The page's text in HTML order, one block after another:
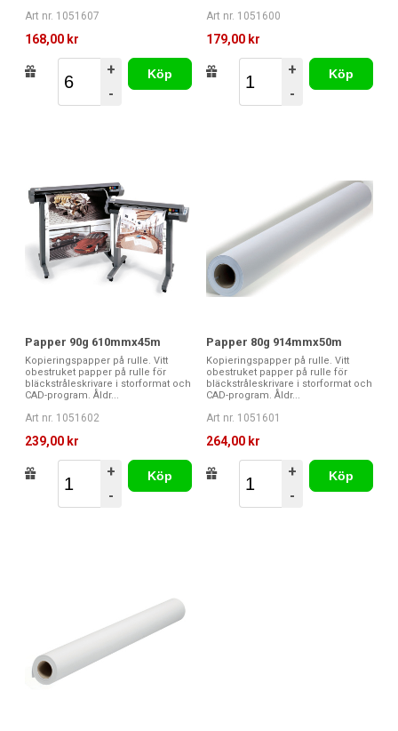
Art nr. 1051607
168,00 kr
+
-
Köp
Art nr. 1051600
179,00 kr
+
-
Köp
Papper 90g 610mmx45m
Kopieringspapper på rulle. Vitt
obestruket papper på rulle för
bläckstråleskrivare i storformat och
CAD-program. Åldr...
Art nr. 1051602
239,00 kr
+
-
Köp
Papper 80g 914mmx50m
Kopieringspapper på rulle. Vitt
obestruket papper på rulle för
bläckstråleskrivare i storformat och
CAD-program. Åldr...
Art nr. 1051601
264,00 kr
+
-
Köp